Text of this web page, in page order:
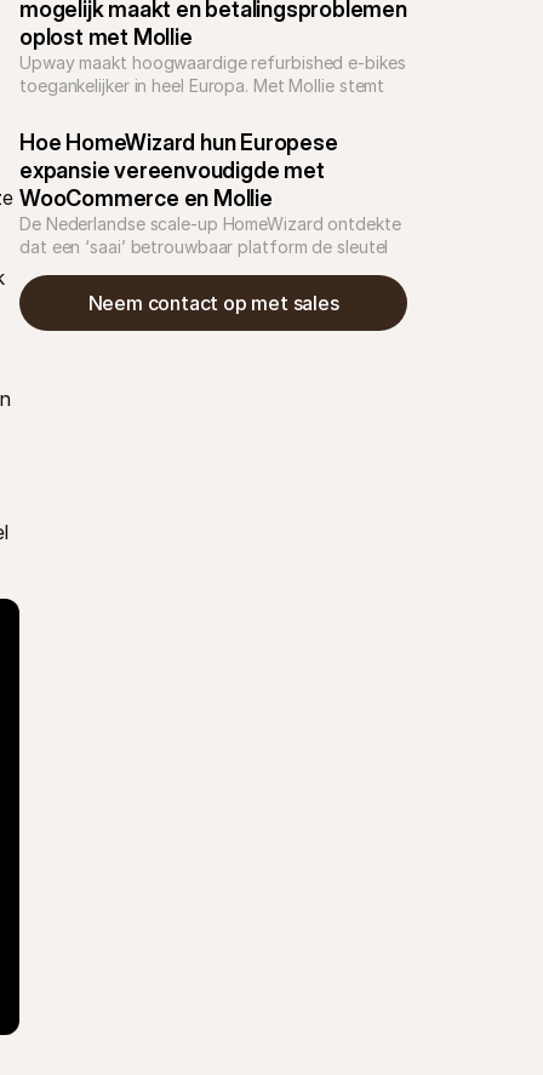
mogelijk maakt en betalingsproblemen
oplost met Mollie
Upway maakt hoogwaardige refurbished e-bikes
toegankelijker in heel Europa. Met Mollie stemt
betaalvoorkeuren, bouwt het vertrouwen op en
versnelt het verdere groei.
Hoe HomeWizard hun Europese
expansie vereenvoudigde met
WooCommerce en Mollie
De Nederlandse scale-up HomeWizard ontdekte
dat een ‘saai’ betrouwbaar platform de sleutel
landen. Mét een klein team.
Neem contact op met sales